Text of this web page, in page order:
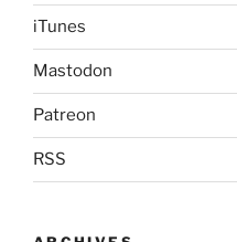
iTunes
Mastodon
Patreon
RSS